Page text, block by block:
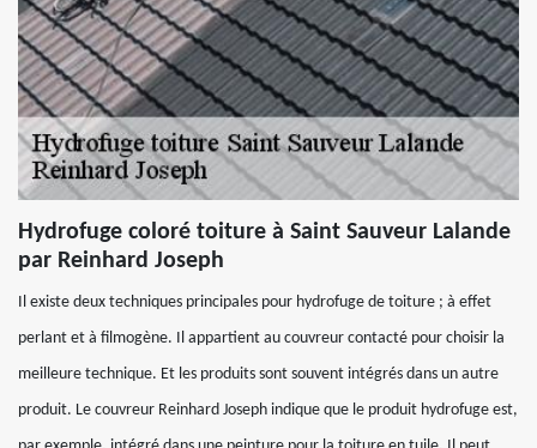
Hydrofuge coloré toiture à Saint Sauveur Lalande
par Reinhard Joseph
Il existe deux techniques principales pour hydrofuge de toiture ; à effet
perlant et à filmogène. Il appartient au couvreur contacté pour choisir la
meilleure technique. Et les produits sont souvent intégrés dans un autre
produit. Le couvreur Reinhard Joseph indique que le produit hydrofuge est,